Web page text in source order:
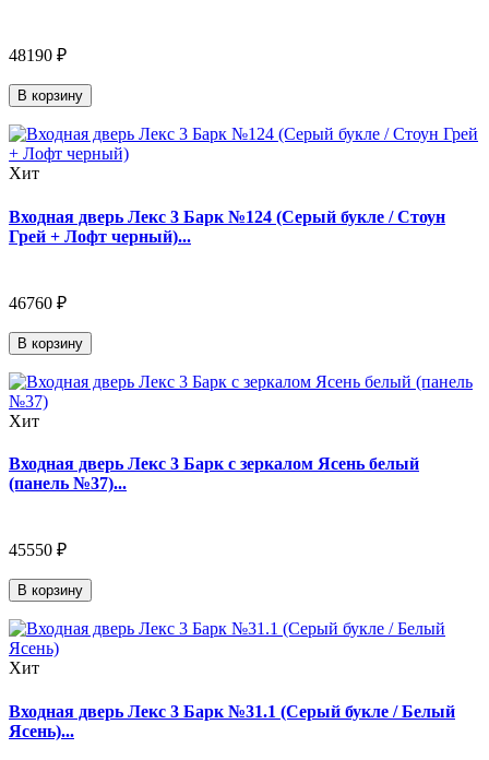
48190 ₽
В корзину
Хит
Входная дверь Лекс 3 Барк №124 (Серый букле / Стоун
Грей + Лофт черный)...
46760 ₽
В корзину
Хит
Входная дверь Лекс 3 Барк с зеркалом Ясень белый
(панель №37)...
45550 ₽
В корзину
Хит
Входная дверь Лекс 3 Барк №31.1 (Серый букле / Белый
Ясень)...